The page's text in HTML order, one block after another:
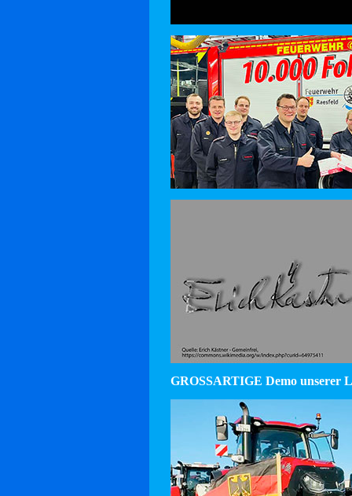
GROSSARTIGE Demo unserer